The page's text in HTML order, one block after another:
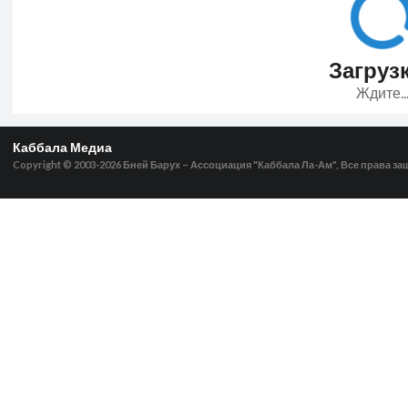
Ждите...
Каббала Медиа
Copyright © 2003-2026 Бней Барух – Ассоциация "Каббала Ла-Ам", Все права